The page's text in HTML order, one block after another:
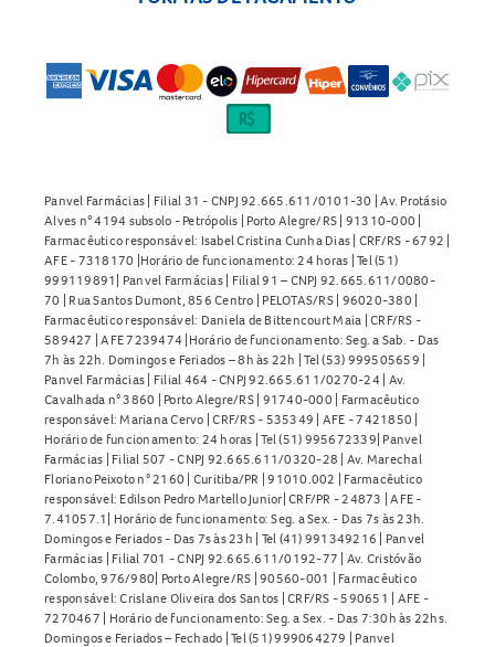
Panvel Farmácias | Filial 31 - CNPJ 92.665.611/0101-30 | Av. Protásio
Alves n° 4194 subsolo - Petrópolis | Porto Alegre/RS | 91310-000 |
Farmacêutico responsável: Isabel Cristina Cunha Dias | CRF/RS - 6792 |
AFE - 7318170 |Horário de funcionamento: 24 horas | Tel (51)
999119891| Panvel Farmácias | Filial 91 – CNPJ 92.665.611/0080-
70 | Rua Santos Dumont, 856 Centro | PELOTAS/RS | 96020-380 |
Farmacêutico responsável: Daniela de Bittencourt Maia | CRF/RS -
589427 | AFE 7239474 |Horário de funcionamento: Seg. a Sab. - Das
7h às 22h. Domingos e Feriados – 8h às 22h | Tel (53) 999505659 |
Panvel Farmácias | Filial 464 - CNPJ 92.665.611/0270-24 | Av.
Cavalhada n° 3860 | Porto Alegre/RS | 91740-000 | Farmacêutico
responsável: Mariana Cervo | CRF/RS - 535349 | AFE - 7421850 |
Horário de funcionamento: 24 horas | Tel (51) 995672339| Panvel
Farmácias | Filial 507 - CNPJ 92.665.611/0320-28 | Av. Marechal
Floriano Peixoto n° 2160 | Curitiba/PR | 91010.002 | Farmacêutico
responsável: Edilson Pedro Martello Junior| CRF/PR - 24873 | AFE -
7.41057.1| Horário de funcionamento: Seg. a Sex. - Das 7s às 23h.
Domingos e Feriados - Das 7s às 23h | Tel (41) 991349216 | Panvel
Farmácias | Filial 701 - CNPJ 92.665.611/0192-77 | Av. Cristóvão
Colombo, 976/980| Porto Alegre/RS | 90560-001 | Farmacêutico
responsável: Crislane Oliveira dos Santos | CRF/RS - 590651 | AFE -
7270467 | Horário de funcionamento: Seg. a Sex. - Das 7:30h às 22hs.
Domingos e Feriados – Fechado | Tel (51) 999064279 | Panvel